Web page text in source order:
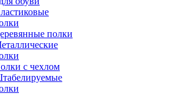
полки
с чехлом